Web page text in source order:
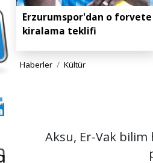
Erzurumspor'dan o forvete
kiralama teklifi
Haberler Kültür
Aksu, Er-Vak bilim